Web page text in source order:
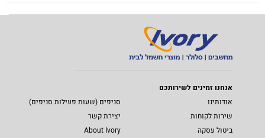
אנחנו זמינים לשירותכם
אודותינו
סניפים (שעות פעילות סניפים)
שירות לקוחות
יצירת קשר
ביטול עסקה
About Ivory